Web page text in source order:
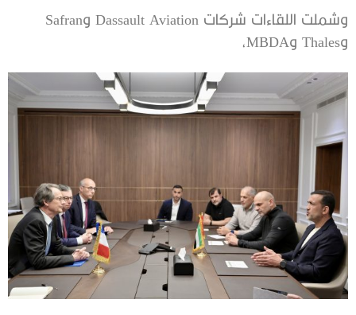
وشملت اللقاءات شركات Dassault Aviation وSafran
وThales وMBDA،